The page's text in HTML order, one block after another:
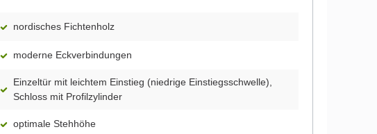
nordisches Fichtenholz
moderne Eckverbindungen
Einzeltür mit leichtem Einstieg (niedrige Einstiegsschwelle),
Schloss mit Profilzylinder
optimale Stehhöhe